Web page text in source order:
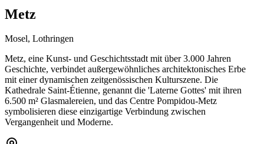
Metz
Mosel, Lothringen
Metz, eine Kunst- und Geschichtsstadt mit über 3.000 Jahren
Geschichte, verbindet außergewöhnliches architektonisches Erbe
mit einer dynamischen zeitgenössischen Kulturszene. Die
Kathedrale Saint-Étienne, genannt die 'Laterne Gottes' mit ihren
6.500 m² Glasmalereien, und das Centre Pompidou-Metz
symbolisieren diese einzigartige Verbindung zwischen
Vergangenheit und Moderne.